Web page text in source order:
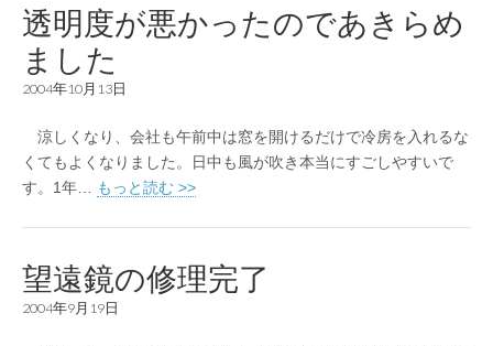
透明度が悪かったのであきらめ
ました
2004年10月13日
涼しくなり、会社も午前中は窓を開けるだけで冷房を入れるな
くてもよくなりました。日中も風が吹き本当にすごしやすいで
す。1年…
もっと読む >>
望遠鏡の修理完了
2004年9月19日